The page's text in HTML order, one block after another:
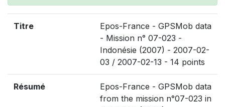
Titre
Epos-France - GPSMob data
- Mission n° 07-023 -
Indonésie (2007) - 2007-02-
03 / 2007-02-13 - 14 points
Résumé
Epos-France - GPSMob data
from the mission n°07-023 in